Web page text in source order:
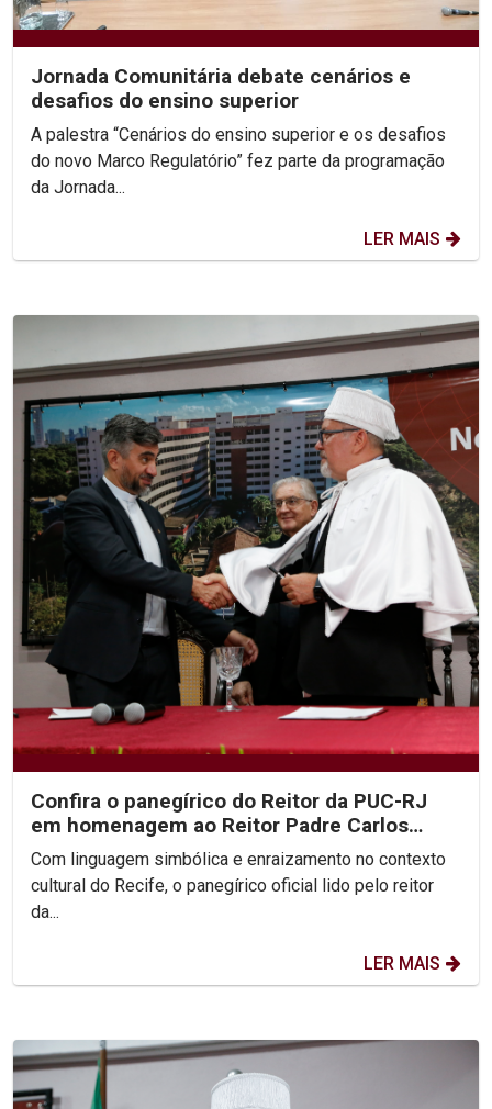
Jornada Comunitária debate cenários e
desafios do ensino superior
A palestra “Cenários do ensino superior e os desafios
do novo Marco Regulatório” fez parte da programação
da Jornada...
LER MAIS
Confira o panegírico do Reitor da PUC-RJ
em homenagem ao Reitor Padre Carlos
Fritzen
Com linguagem simbólica e enraizamento no contexto
cultural do Recife, o panegírico oficial lido pelo reitor
da...
LER MAIS